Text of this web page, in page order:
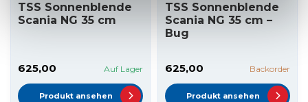
TSS Sonnenblende
Scania NG 35 cm
625,00 Auf Lager
Produkt ansehen
TSS Sonnenblende
Scania NG 35 cm –
Bug
625,00 Backorder
Produkt ansehen